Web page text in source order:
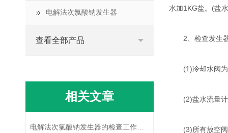
水加1KG盐。(盐
2、检查发生器
(1)冷却水阀为
(2)盐水流量计
(3)所有放空阀
电解法次氯酸钠发生器
查看全部产品
相关文章
电解法次氯酸钠发生器的检查工作有哪些